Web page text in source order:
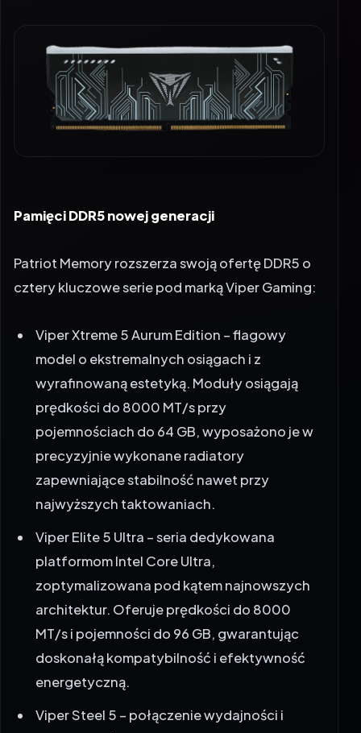
cztery kluczowe serie pod marką Viper Gaming:
model o ekstremalnych osiągach i z
wyrafinowaną estetyką. Moduły osiągają
prędkości do 8000 MT/s przy
pojemnościach do 64 GB, wyposażono je w
precyzyjnie wykonane radiatory
zapewniające stabilność nawet przy
najwyższych taktowaniach.
platformom Intel Core Ultra,
zoptymalizowana pod kątem najnowszych
architektur. Oferuje prędkości do 8000
MT/s i pojemności do 96 GB, gwarantując
doskonałą kompatybilność i efektywność
energetyczną.
skalowalności w minimalistycznej obudowie.